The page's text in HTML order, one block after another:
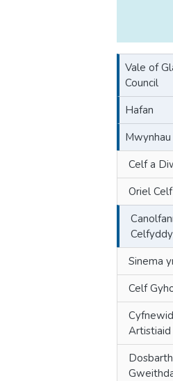
Vale of
Council
Hafan
Mwynhau
Celf a
Oriel
Sinema
Celf
Artistiaid